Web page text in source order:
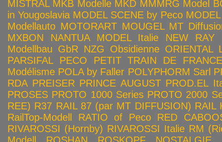
MISTRAL MKB Modelle MKD MMMRG Model
in Yougoslavia MODEL SCENE by Peco
Modellauto MOTORART MOUGEL MT
MXBON
NANTUA MODEL Italie NEW RAY
Modellbau GbR NZG Obsidienne ORIENTAL
PARSIFAL
PECO
PETIT TRAIN DE FRANCE
Modélisme POLA by Faller POLYPHORM Sarl
RDA PREISER PRINCE AUGUST PROD.EL
PROSES PROTO 1000 Series PROTO 2000
REE) R37 RAIL 87 (par MT DIFFUSION) RAIL
RailTop-Modell
RATIO of Peco
RED
RIVAROSSI (Hornby) RIVAROSSI Italie RM